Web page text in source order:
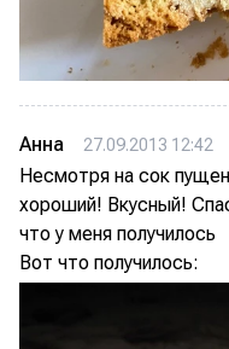
Анна 27.09.2013 12:42
Несмотря на сок
хороший! Вкусный!
что у меня получилось
Вот что получилось: